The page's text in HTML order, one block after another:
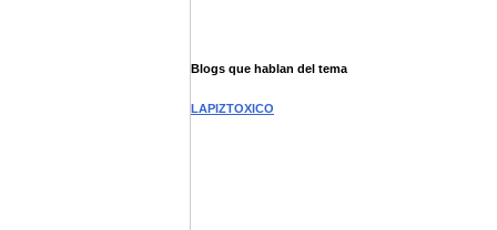
Blogs que hablan del tema
LAPIZTOXICO